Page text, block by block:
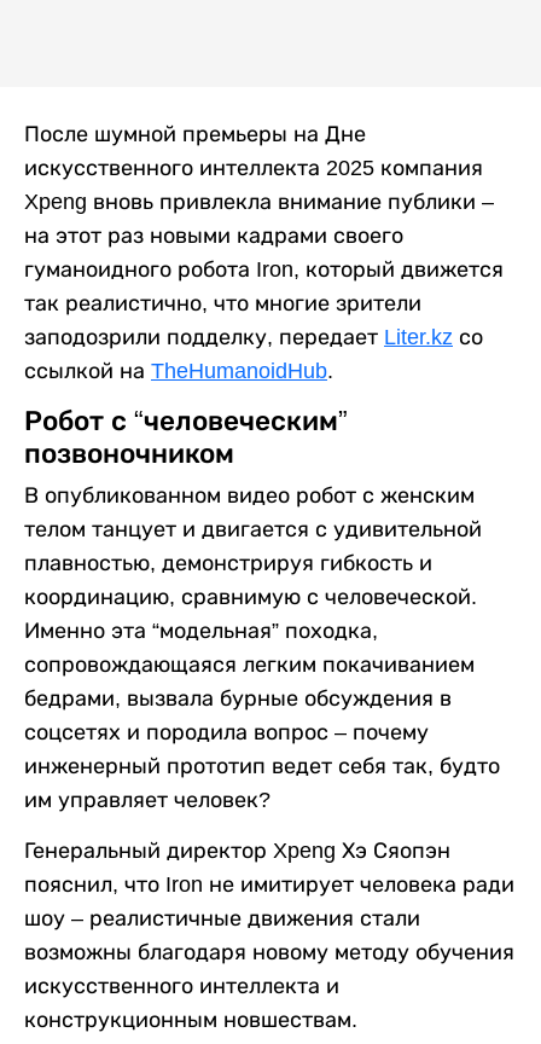
После шумной премьеры на Дне
искусственного интеллекта 2025 компания
Xpeng вновь привлекла внимание публики –
на этот раз новыми кадрами своего
гуманоидного робота Iron, который движется
так реалистично, что многие зрители
заподозрили подделку, передает Liter.kz со
ссылкой на TheHumanoidHub.
Робот с “человеческим”
позвоночником
В опубликованном видео робот с женским
телом танцует и двигается с удивительной
плавностью, демонстрируя гибкость и
координацию, сравнимую с человеческой.
Именно эта “модельная” походка,
сопровождающаяся легким покачиванием
бедрами, вызвала бурные обсуждения в
соцсетях и породила вопрос – почему
инженерный прототип ведет себя так, будто
им управляет человек?
Генеральный директор Xpeng Хэ Сяопэн
пояснил, что Iron не имитирует человека ради
шоу – реалистичные движения стали
возможны благодаря новому методу обучения
искусственного интеллекта и
конструкционным новшествам.